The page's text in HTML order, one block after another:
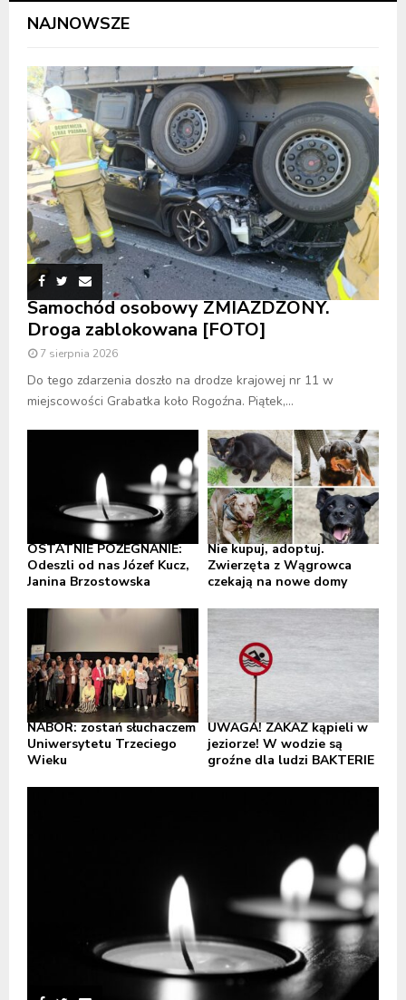
NAJNOWSZE
Samochód osobowy ZMIAŻDŻONY.
Droga zablokowana [FOTO]
7 sierpnia 2026
Do tego zdarzenia doszło na drodze krajowej nr 11 w
miejscowości Grabatka koło Rogoźna. Piątek,...
OSTATNIE POŻEGNANIE:
Odeszli od nas Józef Kucz,
Janina Brzostowska
Nie kupuj, adoptuj.
Zwierzęta z Wągrowca
czekają na nowe domy
NABÓR: zostań słuchaczem
Uniwersytetu Trzeciego
Wieku
UWAGA! ZAKAZ kąpieli w
jeziorze! W wodzie są
groźne dla ludzi BAKTERIE